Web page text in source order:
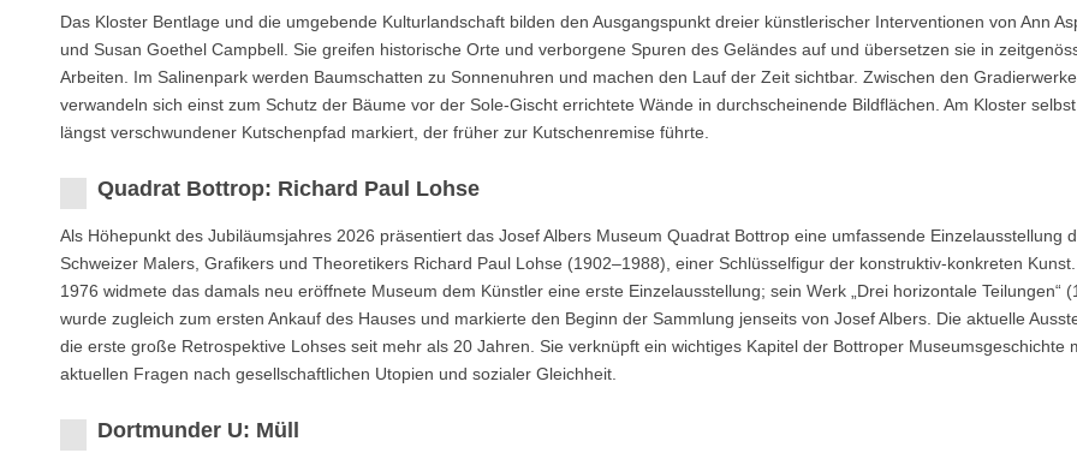
Das Kloster Bentlage und die umgebende Kulturlandschaft bilden den Ausgangspunkt dreier künstlerischer Interventionen von Ann
und Susan Goethel Campbell. Sie greifen historische Orte und verborgene Spuren des Geländes auf und übersetzen sie in
Arbeiten. Im Salinenpark werden Baumschatten zu Sonnenuhren und machen den Lauf der Zeit sichtbar. Zwischen den
verwandeln sich einst zum Schutz der Bäume vor der Sole-Gischt errichtete Wände in durchscheinende Bildflächen. Am Kloster
längst verschwundener Kutschenpfad markiert, der früher zur Kutschenremise führte.
Quadrat Bottrop: Richard Paul Lohse
Als Höhepunkt des Jubiläumsjahres 2026 präsentiert das Josef Albers Museum Quadrat Bottrop eine umfassende Einzelausstellung
Schweizer Malers, Grafikers und Theoretikers Richard Paul Lohse (1902–1988), einer Schlüsselfigur der konstruktiv-konkreten
1976 widmete das damals neu eröffnete Museum dem Künstler eine erste Einzelausstellung; sein Werk „Drei horizontale Teilungen“
wurde zugleich zum ersten Ankauf des Hauses und markierte den Beginn der Sammlung jenseits von Josef Albers. Die aktuelle
die erste große Retrospektive Lohses seit mehr als 20 Jahren. Sie verknüpft ein wichtiges Kapitel der Bottroper Museumsgeschichte
aktuellen Fragen nach gesellschaftlichen Utopien und sozialer Gleichheit.
Dortmunder U: Müll